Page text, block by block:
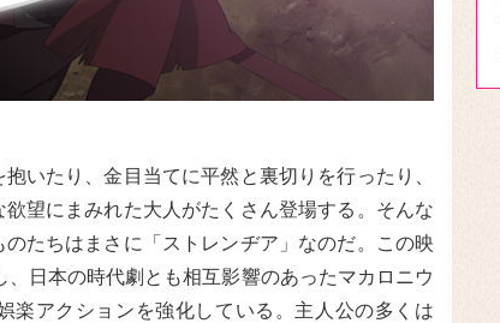
いたり、金目当てに平然と裏切りを行ったり、
望にまみれた大人がたくさん登場する。そんな
たちはまさに「ストレンヂア」なのだ。この映
日本の時代劇とも相互影響のあったマカロニウ
楽アクションを強化している。主人公の多くは